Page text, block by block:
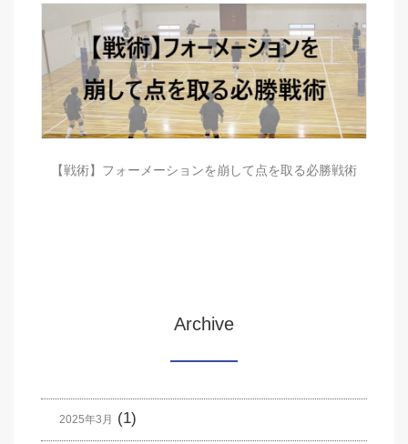
【戦術】フォーメーションを崩して点を取る必勝戦術
Archive
2025年3月 (1)